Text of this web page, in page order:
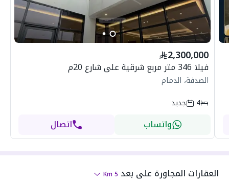
2,300,000
فيلا 346 متر مربع شرقية على شارع 20م
الصدفة، الدمام
4
جديد
واتساب اتصال
العقارات المجاورة على بعد 5
Km